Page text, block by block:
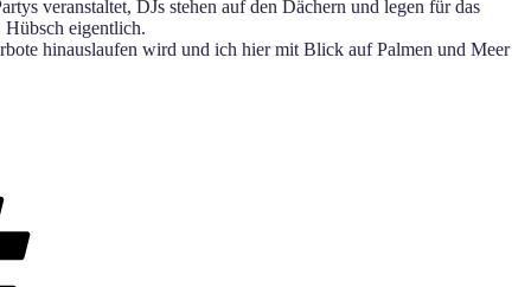
veranstaltet, DJs stehen auf den Dächern und legen für das
Hübsch eigentlich.
hinauslaufen wird und ich hier mit Blick auf Palmen und Meer